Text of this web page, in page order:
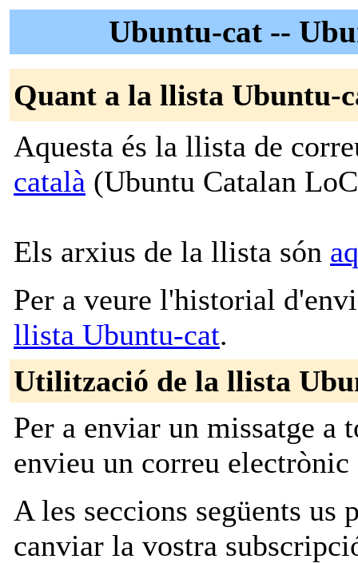
Ubuntu-cat --
Quant a la llista Ubuntu-
Aquesta és la llista de
català (Ubuntu Catalan
Els arxius de la llista són
Per a veure l'historial
llista Ubuntu-cat.
Utilització de la llista
Per a enviar un missatge a
envieu un correu
A les seccions següents
canviar la vostra